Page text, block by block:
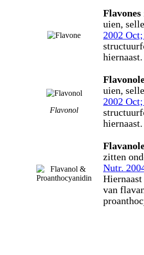
Flavones
uien,
2002
hiernaast.
Flavonol
uien,
2002
hiernaast.
zitten
Nutr.
van